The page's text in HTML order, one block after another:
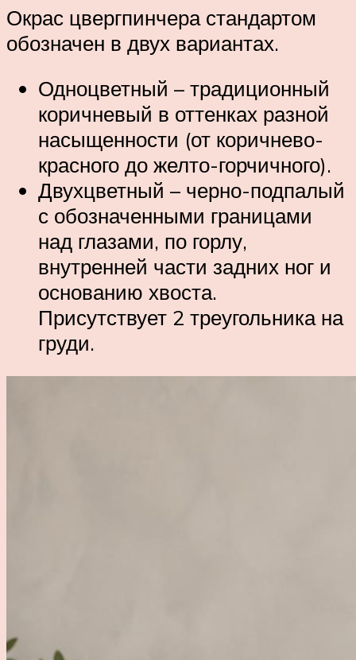
Окрас цвергпинчера стандартом
обозначен в двух вариантах.
Одноцветный – традиционный
коричневый в оттенках разной
насыщенности (от коричнево-
красного до желто-горчичного).
Двухцветный – черно-подпалый
с обозначенными границами
над глазами, по горлу,
внутренней части задних ног и
основанию хвоста.
Присутствует 2 треугольника на
груди.